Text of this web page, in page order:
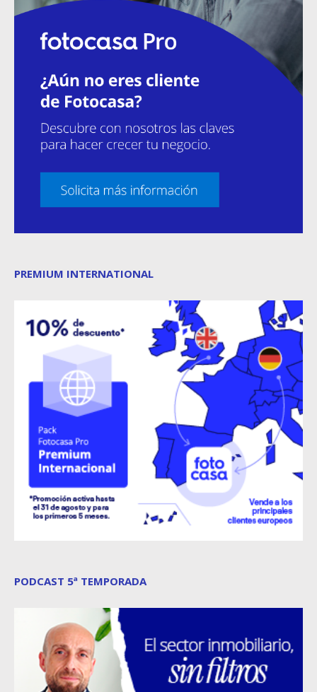
PREMIUM INTERNATIONAL
PODCAST 5ª TEMPORADA